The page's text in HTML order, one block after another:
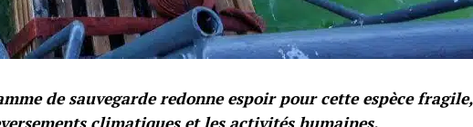
de sauvegarde redonne espoir pour cette espèce fragile,